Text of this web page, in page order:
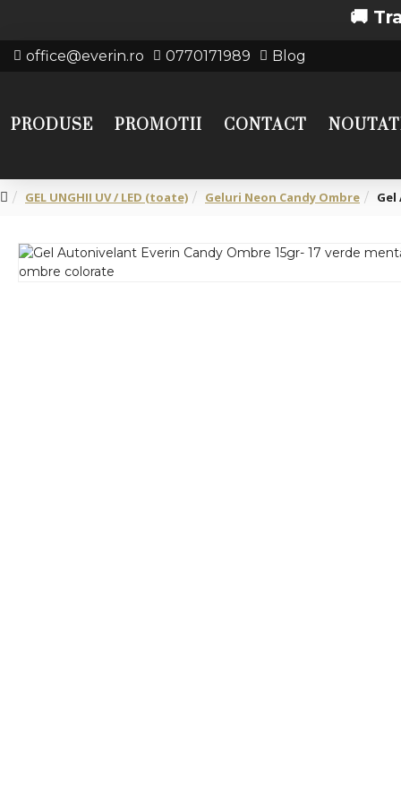
🚚
office@everin.ro 0770171989 Blog
PRODUSE PROMOTII CONTACT
GEL UNGHII UV / LED (toate) Geluri Neon Candy Ombre Gel